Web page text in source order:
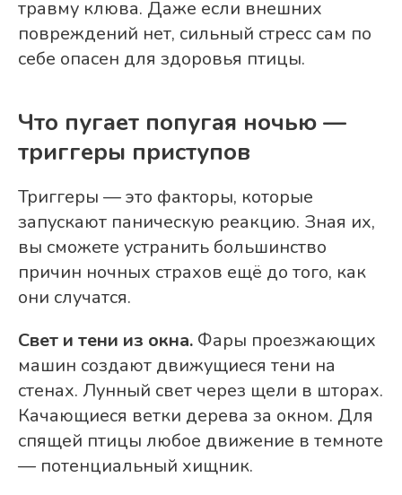
травму клюва. Даже если внешних
повреждений нет, сильный стресс сам по
себе опасен для здоровья птицы.
Что пугает попугая ночью —
триггеры приступов
Триггеры — это факторы, которые
запускают паническую реакцию. Зная их,
вы сможете устранить большинство
причин ночных страхов ещё до того, как
они случатся.
Свет и тени из окна. Фары проезжающих
машин создают движущиеся тени на
стенах. Лунный свет через щели в шторах.
Качающиеся ветки дерева за окном. Для
спящей птицы любое движение в темноте
— потенциальный хищник.